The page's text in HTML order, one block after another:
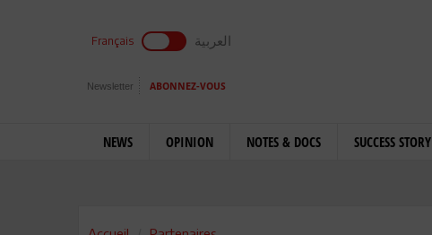
Français العربية
Newsletter ABONNEZ-VOUS
NEWS OPINION NOTES & DOCS SUCCESS STORY